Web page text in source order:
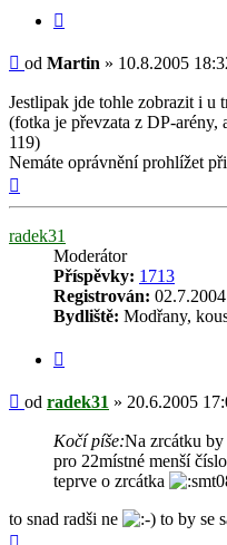
Příspěvek
od Martin » 10.8.2005
Jestlipak jde tohle zobrazit i u
(fotka je převzata z DP-arény,
119)
Nemáte oprávnění prohlížet
radek31
Moderátor
Příspěvky: 1713
Registrován:
Bydliště: Modřany,
Příspěvek
od radek31 » 20.6.2005
Kočí píše:Na zrcátku
pro 22místné menší
teprve o zrcátka
to snad radši ne
to by se